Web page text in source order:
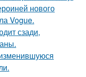
нового
Vogue.
сзади,